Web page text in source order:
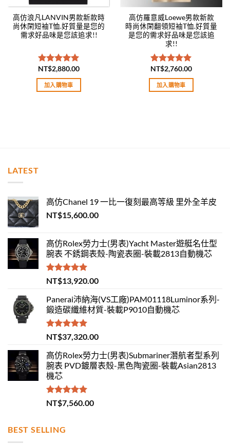
高仿浪凡LANVIN男款新款時
尚休閑短袖T恤.好質量是您的
需求好品味是您該追求!!
評分5.00
滿分 5
NT$2,880.00
加入購物車
高仿羅意威Loewe男款新款
時尚休閑翻領短袖T恤.好質量
是您的需求好品味是您該追
求!!
評分5.00
滿分 5
NT$2,760.00
加入購物車
LATEST
高仿Chanel 19 一比一復刻最高等級 里外全羊皮
NT$15,600.00
高仿Rolex勞力士(男表)Yacht Master遊艇名仕型
腕表 不銹鋼表殼-陶瓷表圈-裝載2813自動機芯
評分5.00
滿分 5
NT$13,920.00
Panerai沛納海(VS工廠)PAM01118Luminor系列-
鍛造碳纖維材質-裝載P9010自動機芯
評分5.00
滿分 5
NT$37,320.00
高仿Rolex勞力士(男表)Submariner潛航者型系列
腕表 PVD鍍層表殼-黑色陶瓷圈-裝載Asian2813
機芯
評分 5.00
滿分 5
NT$7,560.00
BEST SELLING